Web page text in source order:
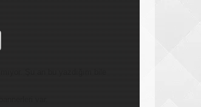
Şu an bu yazdığım bile
var.